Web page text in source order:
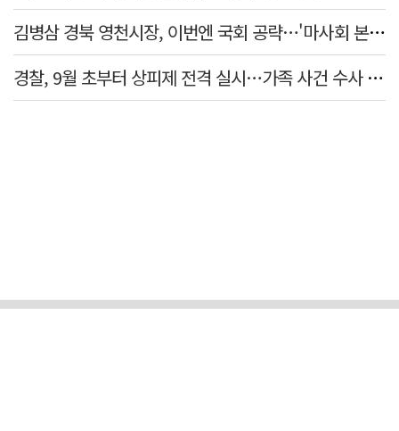
김병삼 경북 영천시장, 이번엔 국회 공략…'마사회 본사 이전·광역교통망 확충' 요청
경찰, 9월 초부터 상피제 전격 실시…가족 사건 수사 못해